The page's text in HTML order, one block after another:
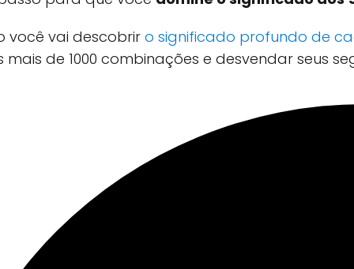
você vai descobrir o significado profundo de
mais de 1000 combinações e desvendar seus